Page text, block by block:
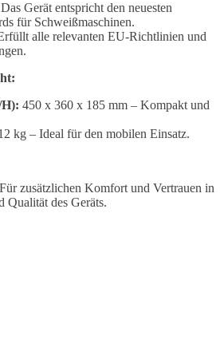
Gerät entspricht den neuesten
für Schweißmaschinen.
alle relevanten EU-Richtlinien und
450 x 360 x 185 mm – Kompakt und
kg – Ideal für den mobilen Einsatz.
zusätzlichen Komfort und Vertrauen in
Qualität des Geräts.